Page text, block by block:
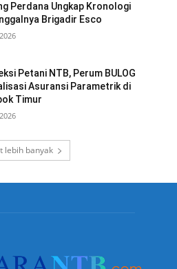
Perdana Ungkap Kronologi
Brigadir Esco
Petani NTB, Perum BULOG
Asuransi Parametrik di
Timur
lebih banyak